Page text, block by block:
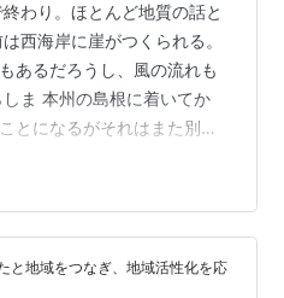
わり。ほとんど地質の話と
西海岸に崖がつくられる。
あるだろうし、風の流れも
ま 本州の島根に着いてか
とになるがそれはまた別の
と地域をつなぎ、地域活性化を応